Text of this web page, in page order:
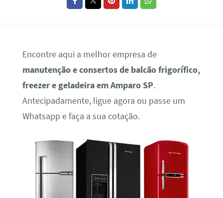
Encontre aqui a melhor empresa de
manutenção e consertos de balcão frigorífico,
freezer e geladeira em Amparo SP.
Antecipadamente, ligue agora ou passe um
Whatsapp e faça a sua cotação.